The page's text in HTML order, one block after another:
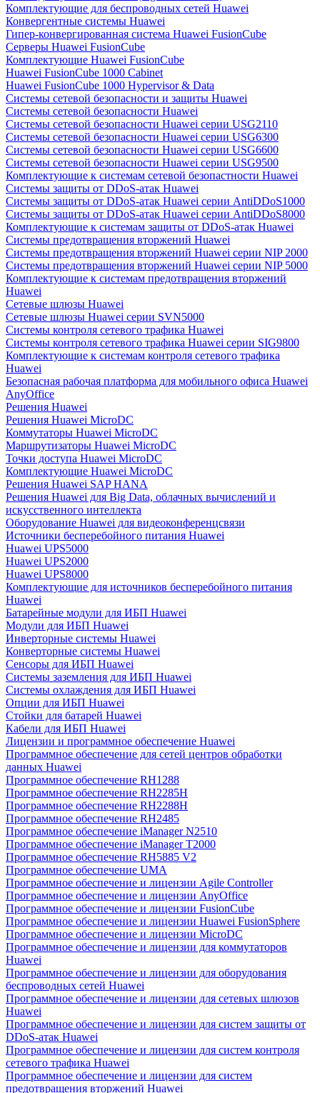
Комплектующие для беспроводных сетей Huawei
Конвергентные системы Huawei
Гипер-конвергированная система Huawei FusionCube
Серверы Huawei FusionCube
Комплектующие Huawei FusionCube
Huawei FusionCube 1000 Cabinet
Huawei FusionCube 1000 Hypervisor & Data
Системы сетевой безопасности и защиты Huawei
Системы сетевой безопасности Huawei
Системы сетевой безопасности Huawei серии USG2110
Системы сетевой безопасности Huawei серии USG6300
Системы сетевой безопасности Huawei серии USG6600
Системы сетевой безопасности Huawei серии USG9500
Комплектующие к системам сетевой безопастности Huawei
Системы защиты от DDoS-атак Huawei
Системы защиты от DDoS-атак Huawei серии AntiDDoS1000
Системы защиты от DDoS-атак Huawei серии AntiDDoS8000
Комплектующие к системам защиты от DDoS-атак Huawei
Системы предотвращения вторжений Huawei
Системы предотвращения вторжений Huawei серии NIP 2000
Системы предотвращения вторжений Huawei серии NIP 5000
Комплектующие к системам предотвращения вторжений
Huawei
Сетевые шлюзы Huawei
Сетевые шлюзы Huawei серии SVN5000
Системы контроля сетевого трафика Huawei
Системы контроля сетевого трафика Huawei серии SIG9800
Комплектующие к системам контроля сетевого трафика
Huawei
Безопасная рабочая платформа для мобильного офиса Huawei
AnyOffice
Решения Huawei
Решения Huawei MicroDC
Коммутаторы Huawei MicroDC
Маршрутизаторы Huawei MicroDC
Точки доступа Huawei MicroDC
Комплектующие Huawei MicroDC
Решения Huawei SAP HANA
Решения Huawei для Big Data, облачных вычислений и
искусственного интеллекта
Оборудование Huawei для видеоконференцсвязи
Источники бесперебойного питания Huawei
Huawei UPS5000
Huawei UPS2000
Huawei UPS8000
Комплектующие для источников бесперебойного питания
Huawei
Батарейные модули для ИБП Huawei
Модули для ИБП Huawei
Инверторные системы Huawei
Конверторные системы Huawei
Сенсоры для ИБП Huawei
Системы заземления для ИБП Huawei
Системы охлаждения для ИБП Huawei
Опции для ИБП Huawei
Стойки для батарей Huawei
Кабели для ИБП Huawei
Лицензии и программное обеспечение Huawei
Программное обеспечение для сетей центров обработки
данных Huawei
Программное обеспечение RH1288
Программное обеспечение RH2285H
Программное обеспечение RH2288H
Программное обеспечение RH2485
Программное обеспечение iManager N2510
Программное обеспечение iManager T2000
Программное обеспечение RH5885 V2
Программное обеспечение UMA
Программное обеспечение и лицензии Agile Controller
Программное обеспечение и лицензии AnyOffice
Программное обеспечение и лицензии FusionCube
Программное обеспечение и лицензии Huawei FusionSphere
Программное обеспечение и лицензии MicroDC
Программное обеспечение и лицензии для коммутаторов
Huawei
Программное обеспечение и лицензии для оборудования
беспроводных сетей Huawei
Программное обеспечение и лицензии для сетевых шлюзов
Huawei
Программное обеспечение и лицензии для систем защиты от
DDoS-атак Huawei
Программное обеспечение и лицензии для систем контроля
сетевого трафика Huawei
Программное обеспечение и лицензии для систем
предотвращения вторжений Huawei